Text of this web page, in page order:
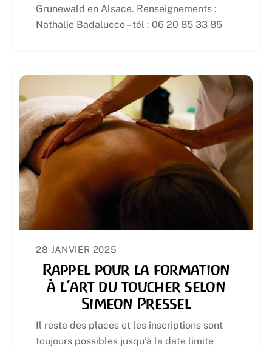
Grunewald en Alsace. Renseignements :
Nathalie Badalucco – tél : 06 20 85 33 85
28 JANVIER 2025
Rappel pour la formation
à l’art du toucher selon
Simeon Pressel
Il reste des places et les inscriptions sont
toujours possibles jusqu’à la date limite